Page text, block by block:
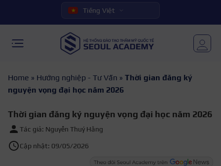
Tiếng Việt
Home » Hướng nghiệp - Tư Vấn » Thời gian đăng ký
nguyện vọng đại học năm 2026
Thời gian đăng ký nguyện vọng đại học năm 2026
Tác giả: Nguyễn Thuý Hằng
Cập nhật: 09/05/2026